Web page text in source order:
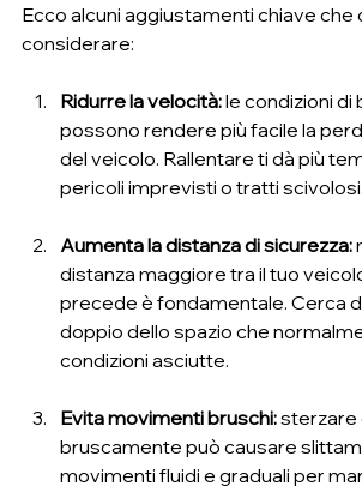
Ecco alcuni aggiustamenti chiave che
considerare:
Ridurre la velocità: le condizioni di
possono rendere più facile la
del veicolo. Rallentare ti dà più
pericoli imprevisti o tratti scivolosi.
Aumenta la distanza di sicurezza:
distanza maggiore tra il tuo
precede è fondamentale. Cerca
doppio dello spazio che
condizioni asciutte.
Evita movimenti bruschi: sterzare
bruscamente può causare
movimenti fluidi e graduali per